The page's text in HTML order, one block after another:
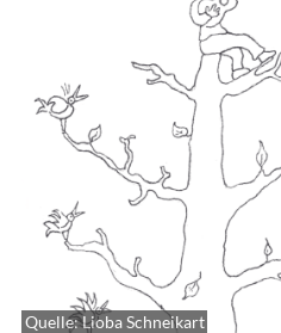
Quelle: Lioba Schneikart